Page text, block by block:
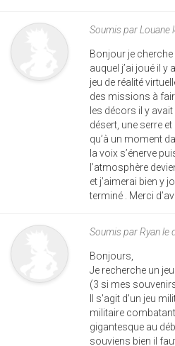
Soumis parLouane
Bonjour je cherche
auquel j’ai joué il y
jeu de réalité
des missions à
les décors il y
désert, une serre
qu’à un moment
la voix s’énerve
l’atmosphère
et j’aimerai bien y
terminé . Merci
Soumis parRyanle
Bonjours,
Je recherche un
(3 si mes
Il s'agit d'un jeu
militaire
gigantesque au
souviens bien il